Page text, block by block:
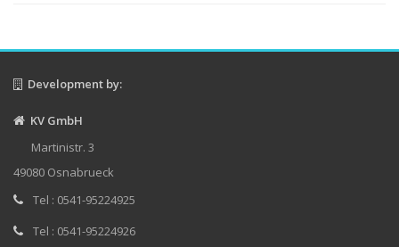
Development by:
KV GmbH
Martinistr. 3
49080 Osnabrueck
Tel : 0541-95224925
Tel : 0541-95224926